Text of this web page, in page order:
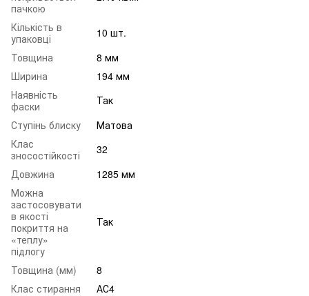
пачкою
Кількість в
упаковці
10 шт.
Товщина
8 мм
Ширина
194 мм
Наявність
фаски
Так
Ступінь блиску
Матова
Клас
зносостійкості
32
Довжина
1285 мм
Можна
застосовувати
в якості
покриття на
«теплу»
підлогу
Так
Товщина (мм)
8
Клас стирання
АС4